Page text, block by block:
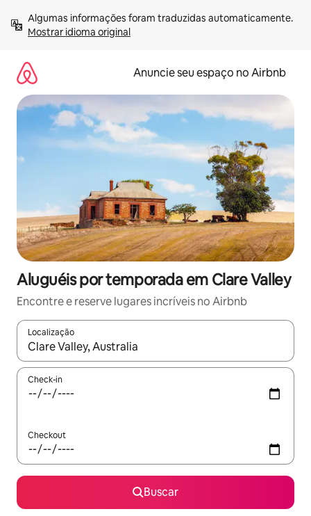
para
Mostrar idioma original
Anuncie seu espaço no Airbnb
Aluguéis por temporada em Clare Valley
Encontre e reserve lugares incríveis no Airbnb
Localização
Quando os resultados estiverem disponíveis, explore-os
Check-in
Checkout
Buscar